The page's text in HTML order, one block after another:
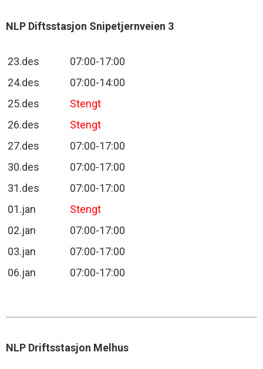
NLP Diftsstasjon Snipetjernveien 3
23.des
07:00-17:00
24.des
07:00-14:00
25.des
Stengt
26.des
Stengt
27.des
07:00-17:00
30.des
07:00-17:00
31.des
07:00-17:00
01.jan
Stengt
02.jan
07:00-17:00
03.jan
07:00-17:00
06.jan
07:00-17:00
NLP Driftsstasjon Melhus